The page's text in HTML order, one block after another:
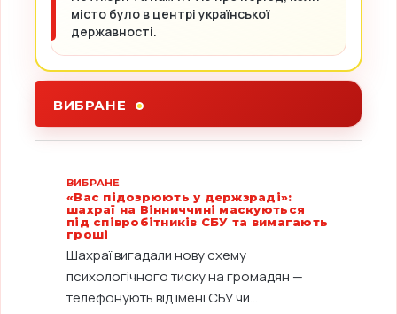
місто було в центрі української
державності.
ВИБРАНЕ
ВИБРАНЕ
«Вас підозрюють у держзраді»:
шахраї на Вінниччині маскуються
під співробітників СБУ та вимагають
гроші
Шахраї вигадали нову схему
психологічного тиску на громадян —
телефонують від імені СБУ чи...